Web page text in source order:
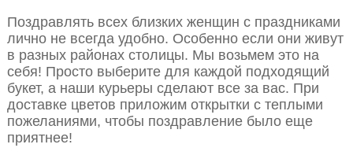
Поздравлять всех близких женщин с праздниками
лично не всегда удобно. Особенно если они живут
в разных районах столицы. Мы возьмем это на
себя! Просто выберите для каждой подходящий
букет, а наши курьеры сделают все за вас. При
доставке цветов приложим открытки с теплыми
пожеланиями, чтобы поздравление было еще
приятнее!